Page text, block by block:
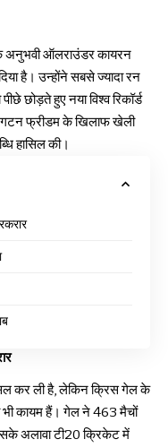
अनुभवी ऑलराउंडर कायरन
है। उन्होंने सबसे ज्यादा रन
छोड़ते हुए नया विश्व रिकॉर्ड
फ्रीडम के खिलाफ खेली
हासिल की।
कर ली है, लेकिन क्रिस गेल के
भी कायम हैं। गेल ने 463 मैचों
अलावा टी20 क्रिकेट में